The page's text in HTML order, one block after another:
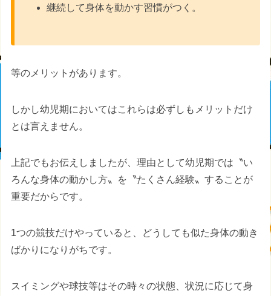
継続して身体を動かす習慣がつく。
等のメリットがあります。
しかし幼児期においてはこれらは必ずしもメリットだけ
とは言えません。
上記でもお伝えしましたが、理由として幼児期では〝い
ろんな身体の動かし方〟を〝たくさん経験〟することが
重要だからです。
1つの競技だけやっていると、どうしても似た身体の動き
ばかりになりがちです。
スイミングや球技等はその時々の状態、状況に応じて身